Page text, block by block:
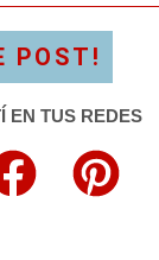
POST!
EN TUS REDES